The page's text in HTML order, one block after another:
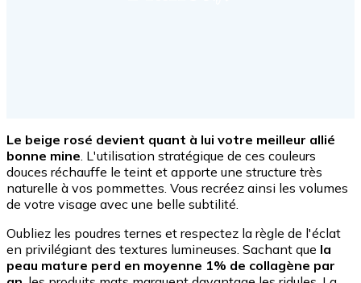
Le beige rosé devient quant à lui votre meilleur allié
bonne mine. L'utilisation stratégique de ces couleurs
douces réchauffe le teint et apporte une structure très
naturelle à vos pommettes. Vous recréez ainsi les volumes
de votre visage avec une belle subtilité.
Oubliez les poudres ternes et respectez la règle de l'éclat
en privilégiant des textures lumineuses. Sachant que la
peau mature perd en moyenne 1% de collagène par